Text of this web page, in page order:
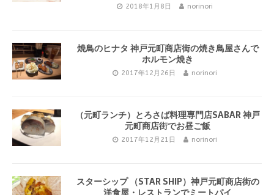
2018年1月8日 norinori
焼鳥のヒナタ 神戸元町商店街の焼き鳥屋さんで
ホルモン焼き
2017年12月26日 norinori
（元町ランチ）とろさば料理専門店SABAR 神戸
元町商店街でお昼ご飯
2017年12月21日 norinori
スターシップ （STAR SHIP）神戸元町商店街の